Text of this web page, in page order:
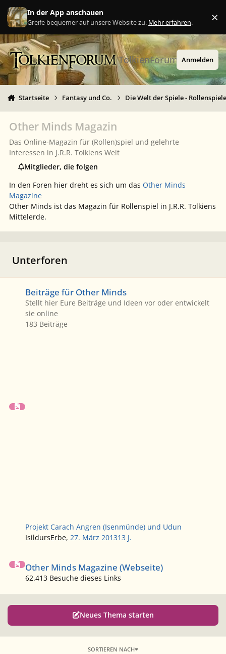
Zu Inhalt springen
In der App anschauen
Greife bequemer auf unsere Website zu. Mehr erfahren. ×
TolkienForum Anmelden
Startseite Fantasy und Co. Die Welt der Spiele -
Other Minds Magazin
Das Online-Magazin für (Rollen)spiel und gelehrte
Interessen in J.R.R. Tolkiens Welt
Mitglieder, die folgen
In den Foren hier dreht es sich um dasOther Minds
Magazine
Other Minds ist das Magazin für Rollenspiel in J.R.R. Tolkiens
Mittelerde.
Unterforen
Beiträge für Other Minds
Stellt hier Eure Beiträge und Ideen vor oder entwickelt
sie online
183 Beiträge
Projekt Carach Angren (Isenmünde) und Udun
IsildursErbe,27. März 201313 J.
Other Minds Magazine (Webseite)
62.413 Besuche dieses Links
Neues Thema starten
SORTIEREN NACH